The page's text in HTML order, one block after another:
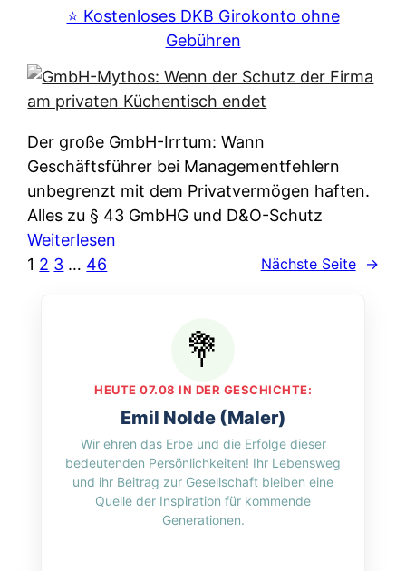
s
i
c
h
e
t
n
w
i
r
d
n
w
l
c
h
e
n
r
n
f
u
n
e
r
k
l
ä
u
&
O
n
l
⭐️ Kostenloses DKB Girokonto ohne
Gebühren
Der große GmbH-Irrtum: Wann
Geschäftsführer bei Managementfehlern
unbegrenzt mit dem Privatvermögen haften.
Alles zu § 43 GmbHG und D&O-Schutz
Weiterlesen
M
y
h
o
s
1 2 3 … 46 Nächste Seite →
HEUTE 07.08 IN DER GESCHICHTE:
Emil Nolde (Maler)
Wir ehren das Erbe und die Erfolge dieser
bedeutenden Persönlichkeiten! Ihr Lebensweg
und ihr Beitrag zur Gesellschaft bleiben eine
Quelle der Inspiration für kommende
Generationen.